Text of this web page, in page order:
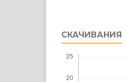
СКАЧИВАНИЯ